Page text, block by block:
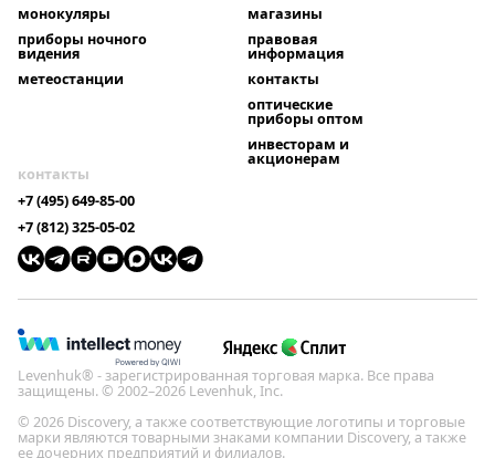
монокуляры
приборы ночного
видения
метеостанции
магазины
правовая
информация
контакты
оптические
приборы оптом
инвесторам и
акционерам
контакты
+7 (495) 649-85-00
+7 (812) 325-05-02
Levenhuk® - зарегистрированная торговая марка. Все права
защищены. © 2002–2026 Levenhuk, Inc.
© 2026 Discovery, а также соответствующие логотипы и торговые
марки являются товарными знаками компании Discovery, а также
ее дочерних предприятий и филиалов.